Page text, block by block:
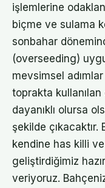
işlemlerine
biçme ve sulama
sonbahar
(overseeding)
mevsimsel adımlar
toprakta
dayanıklı olursa
şekilde çıkacaktır.
kendine has killi ve
geliştirdiğimiz
veriyoruz.